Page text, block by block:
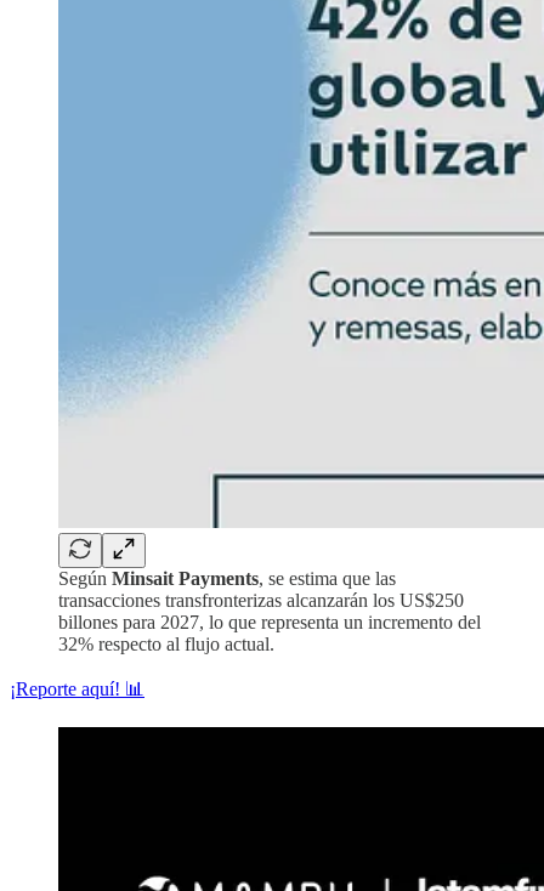
Según Minsait Payments, se estima que las
transacciones transfronterizas alcanzarán los US$250
billones para 2027, lo que representa un incremento del
32% respecto al flujo actual.
¡Reporte aquí! 📊